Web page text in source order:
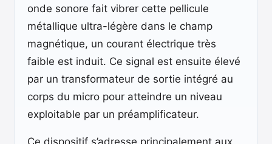
onde sonore fait vibrer cette pellicule
métallique ultra-légère dans le champ
magnétique, un courant électrique très
faible est induit. Ce signal est ensuite élevé
par un transformateur de sortie intégré au
corps du micro pour atteindre un niveau
exploitable par un préamplificateur.
Ce dispositif s’adresse principalement aux